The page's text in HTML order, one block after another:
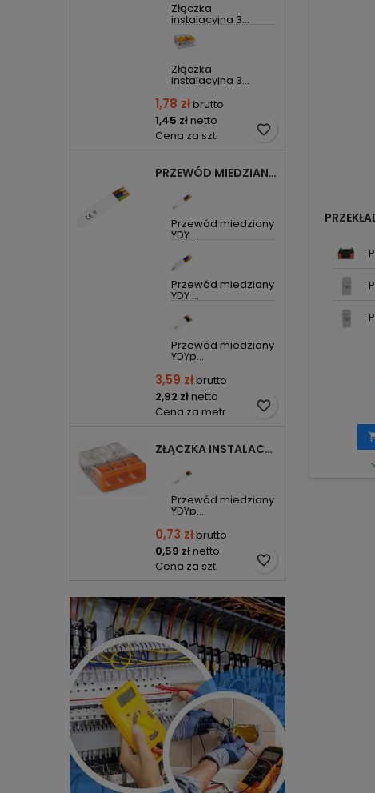
Złączka
instalacyjna 3...
Złączka
instalacyjna 3...
1,78 złbrutto
1,45 złnetto
Cena za szt.
favorite_border
PRZEWÓD MIEDZIANY YDYP DRUT 3X1,5MM2 ŻO 450/750V
Przewód miedziany
YDY ...
Przewód miedziany
YDY ...
Przewód miedziany
YDYp...
3,59 złbrutto
2,92 złnetto
Cena za metr
favorite_border
ZŁĄCZKA INSTALACYJNA 3X COMPACT POMARAŃCZOWA 2273-203 WAGO
Przewód miedziany
YDYp...
0,73 złbrutto
0,59 złnetto
Cena za szt.
favorite_border